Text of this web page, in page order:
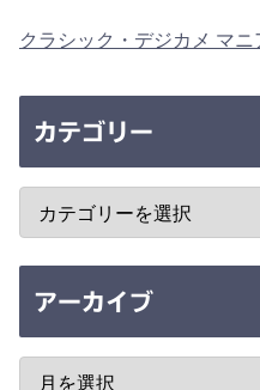
クラシック・デジカメ マニ
カテゴリー
アーカイブ